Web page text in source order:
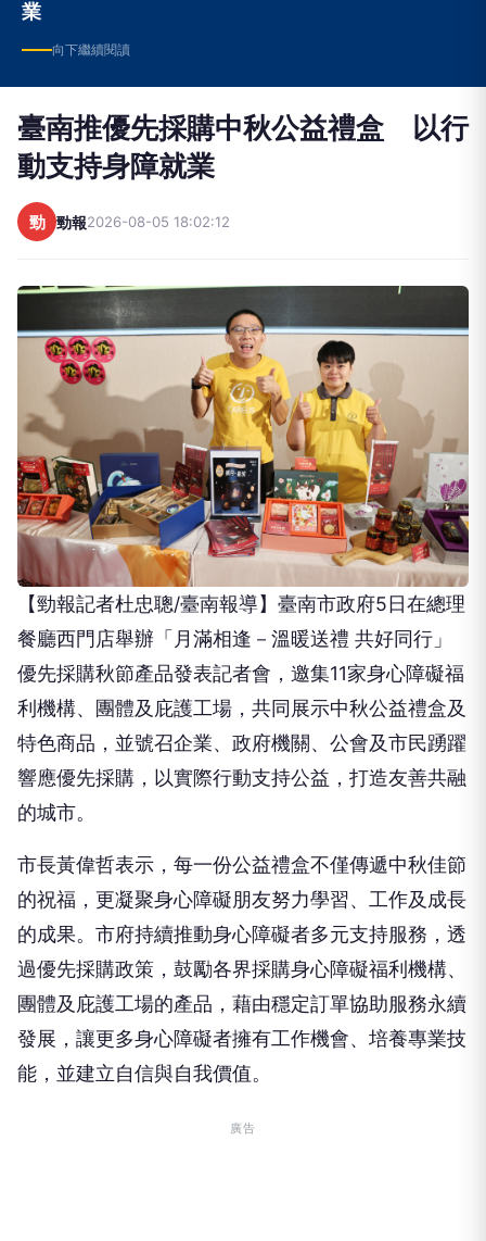
業
向下繼續閱讀
臺南推優先採購中秋公益禮盒 以行
動支持身障就業
勁 勁報2026-08-05 18:02:12
【勁報記者杜忠聰/臺南報導】臺南市政府5日在總理
餐廳西門店舉辦「月滿相逢－溫暖送禮 共好同行」
優先採購秋節產品發表記者會，邀集11家身心障礙福
利機構、團體及庇護工場，共同展示中秋公益禮盒及
特色商品，並號召企業、政府機關、公會及市民踴躍
響應優先採購，以實際行動支持公益，打造友善共融
的城市。
市長黃偉哲表示，每一份公益禮盒不僅傳遞中秋佳節
的祝福，更凝聚身心障礙朋友努力學習、工作及成長
的成果。市府持續推動身心障礙者多元支持服務，透
過優先採購政策，鼓勵各界採購身心障礙福利機構、
團體及庇護工場的產品，藉由穩定訂單協助服務永續
發展，讓更多身心障礙者擁有工作機會、培養專業技
能，並建立自信與自我價值。
廣告